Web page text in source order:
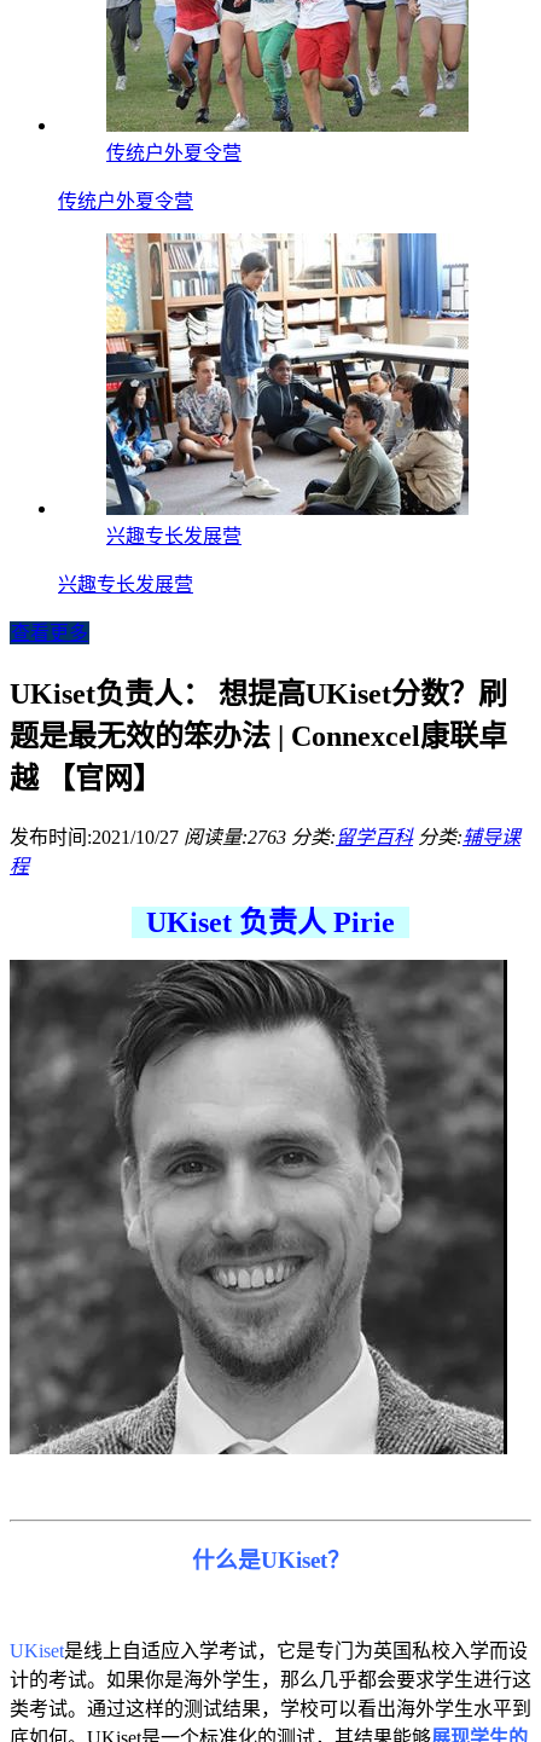
传统户外夏令营
传统户外夏令营
兴趣专长发展营
兴趣专长发展营
查看更多
UKiset负责人： 想提高UKiset分数？刷
题是最无效的笨办法 | Connexcel康联卓
越 【官网】
发布时间:2021/10/27 阅读量:2763 分类: 留学百科分类:辅导课
程
UKiset 负责人 Pirie
什么是UKiset？
UKiset是线上自适应入学考试，它是专门为英国私校入学而设
计的考试。如果你是海外学生，那么几乎都会要求学生进行这
类考试。通过这样的测试结果，学校可以看出海外学生水平到
底如何。UKiset是一个标准化的测试，其结果能够展现学生的